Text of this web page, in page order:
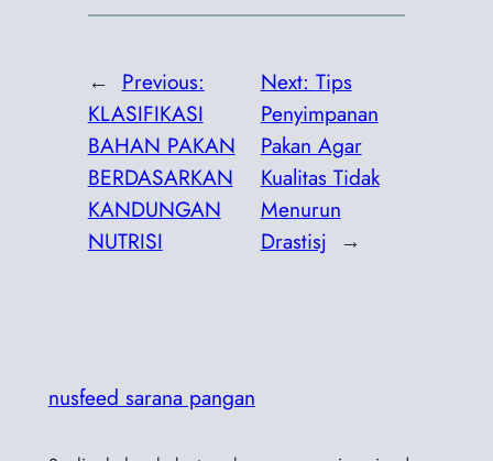
← Previous:
KLASIFIKASI
BAHAN PAKAN
BERDASARKAN
KANDUNGAN
NUTRISI
Next: Tips
Penyimpanan
Pakan Agar
Kualitas Tidak
Menurun
Drastisj →
nusfeed sarana pangan